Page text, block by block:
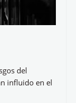
del
influido en el